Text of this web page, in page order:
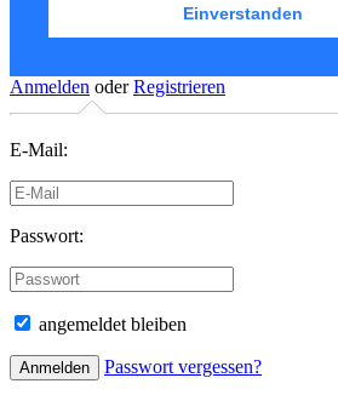
Einverstanden
Anmelden oder Registrieren
E-Mail:
Passwort:
angemeldet bleiben
Passwort vergessen?